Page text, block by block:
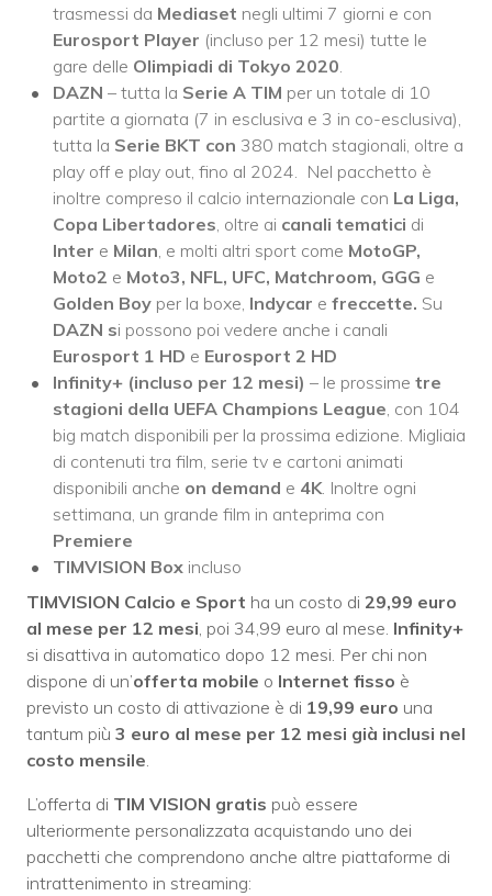
trasmessi da Mediaset negli ultimi 7 giorni e con
Eurosport Player (incluso per 12 mesi) tutte le
gare delle Olimpiadi di Tokyo 2020.
DAZN – tutta la Serie A TIM per un totale di 10
partite a giornata (7 in esclusiva e 3 in co-esclusiva),
tutta la Serie BKT con 380 match stagionali, oltre a
play off e play out, fino al 2024. Nel pacchetto è
inoltre compreso il calcio internazionale con La Liga,
Copa Libertadores, oltre ai canali tematici di
Inter e Milan, e molti altri sport come MotoGP,
Moto2 e Moto3, NFL, UFC, Matchroom, GGG e
Golden Boy per la boxe, Indycar e freccette. Su
DAZN si possono poi vedere anche i canali
Eurosport 1 HD e Eurosport 2 HD
Infinity+ (incluso per 12 mesi) – le prossime tre
stagioni della UEFA Champions League, con 104
big match disponibili per la prossima edizione. Migliaia
di contenuti tra film, serie tv e cartoni animati
disponibili anche on demand e 4K. Inoltre ogni
settimana, un grande film in anteprima con
Premiere
TIMVISION Box incluso
TIMVISION Calcio e Sport ha un costo di 29,99 euro
al mese per 12 mesi, poi 34,99 euro al mese. Infinity+
si disattiva in automatico dopo 12 mesi. Per chi non
dispone di un’offerta mobile o Internet fisso è
previsto un costo di attivazione è di 19,99 euro una
tantum più 3 euro al mese per 12 mesi già inclusi nel
costo mensile.
L’offerta di TIM VISION gratis può essere
ulteriormente personalizzata acquistando uno dei
pacchetti che comprendono anche altre piattaforme di
intrattenimento in streaming: